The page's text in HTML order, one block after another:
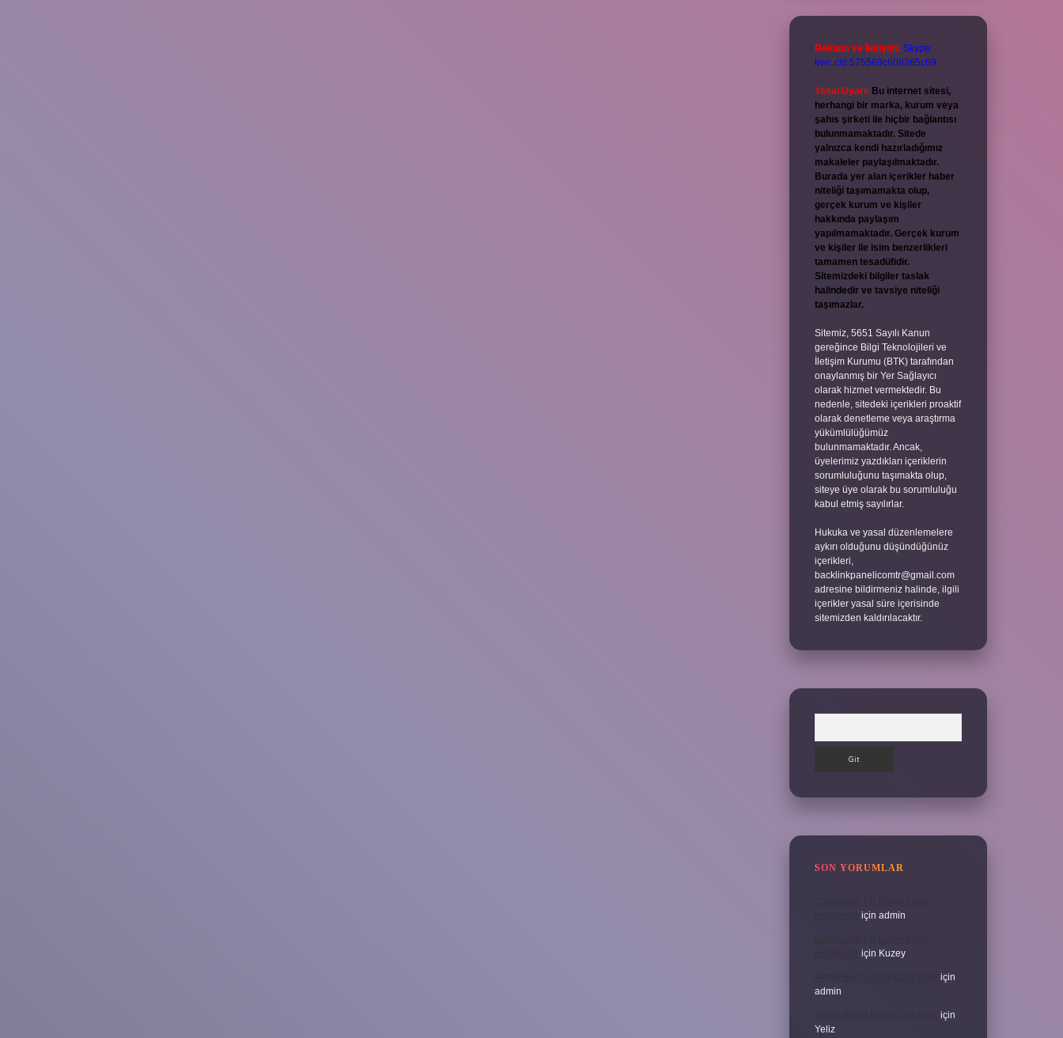
Reklam ve İletişim: Skype:
live:.cid.575569c608265c69
Yasal Uyarı: Bu internet sitesi,
herhangi bir marka, kurum veya
şahıs şirketi ile hiçbir bağlantısı
bulunmamaktadır. Sitede
yalnızca kendi hazırladığımız
makaleler paylaşılmaktadır.
Burada yer alan içerikler haber
niteliği taşımamakta olup,
gerçek kurum ve kişiler
hakkında paylaşım
yapılmamaktadır. Gerçek kurum
ve kişiler ile isim benzerlikleri
tamamen tesadüfidir.
Sitemizdeki bilgiler taslak
halindedir ve tavsiye niteliği
taşımazlar.
Sitemiz, 5651 Sayılı Kanun
gereğince Bilgi Teknolojileri ve
İletişim Kurumu (BTK) tarafından
onaylanmış bir Yer Sağlayıcı
olarak hizmet vermektedir. Bu
nedenle, sitedeki içerikleri proaktif
olarak denetleme veya araştırma
yükümlülüğümüz
bulunmamaktadır. Ancak,
üyelerimiz yazdıkları içeriklerin
sorumluluğunu taşımakta olup,
siteye üye olarak bu sorumluluğu
kabul etmiş sayılırlar.
Hukuka ve yasal düzenlemelere
aykırı olduğunu düşündüğünüz
içerikleri,
backlinkpanelicomtr@gmail.com
adresine bildirmeniz halinde, ilgili
içerikler yasal süre içerisinde
sitemizden kaldırılacaktır.
SON YORUMLAR
Çatalcanın En Güzel Köyü
Hangisidir için admin
Çatalcanın En Güzel Köyü
Hangisidir için Kuzey
Akrep Burcu Nasıl Özür Diler için
admin
Akrep Burcu Nasıl Özür Diler için
Yeliz